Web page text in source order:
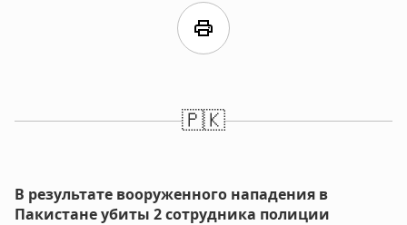
print
🇵🇰
В результате вооруженного нападения в
Пакистане убиты 2 сотрудника полиции